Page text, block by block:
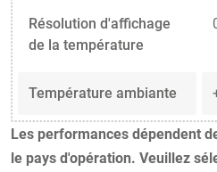
Résolution d'affichage
de la température
Température ambiante
Les performances dépendent
le pays d'opération. Veuillez